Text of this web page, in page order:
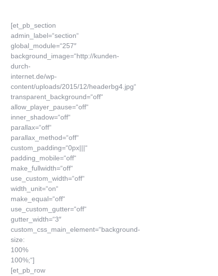
[et_pb_section
admin_label=“section“
global_module=“257″
background_image=“http://kunden-
durch-
internet.de/wp-
content/uploads/2015/12/headerbg4.jpg“
transparent_background=“off“
allow_player_pause=“off“
inner_shadow=“off“
parallax=“off“
parallax_method=“off“
custom_padding=“0px|||“
padding_mobile=“off“
make_fullwidth=“off“
use_custom_width=“off“
width_unit=“on“
make_equal=“off“
use_custom_gutter=“off“
gutter_width=“3″
custom_css_main_element=“background-
size:
100%
100%;“]
[et_pb_row